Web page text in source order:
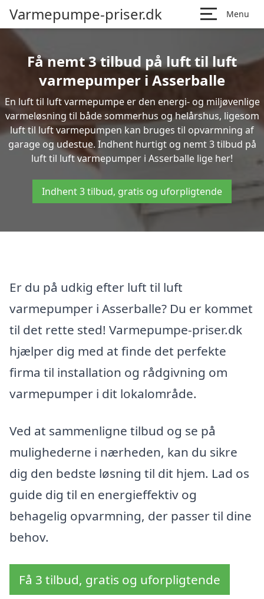
Varmepumpe-priser.dk Menu
Få nemt 3 tilbud på luft til luft
varmepumper i Asserballe
En luft til luft varmepumpe er den energi- og miljøvenlige
varmeløsning til både sommerhus og helårshus, ligesom
luft til luft varmepumpen kan bruges til opvarmning af
garage og udestue. Indhent hurtigt og nemt 3 tilbud på
luft til luft varmepumper i Asserballe lige her!
Indhent 3 tilbud, gratis og uforpligtende
Er du på udkig efter luft til luft
varmepumper i Asserballe? Du er kommet
til det rette sted! Varmepumpe-priser.dk
hjælper dig med at finde det perfekte
firma til installation og rådgivning om
varmepumper i dit lokalområde.
Ved at sammenligne tilbud og se på
mulighederne i nærheden, kan du sikre
dig den bedste løsning til dit hjem. Lad os
guide dig til en energieffektiv og
behagelig opvarmning, der passer til dine
behov.
Få 3 tilbud, gratis og uforpligtende